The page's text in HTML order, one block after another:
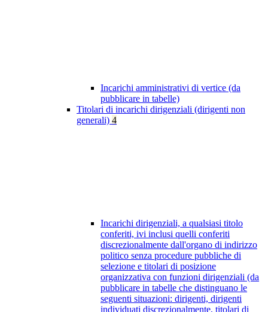
Incarichi amministrativi di vertice (da
pubblicare in tabelle)
Titolari di incarichi dirigenziali (dirigenti non
generali) 4
Incarichi dirigenziali, a qualsiasi titolo
conferiti, ivi inclusi quelli conferiti
discrezionalmente dall'organo di indirizzo
politico senza procedure pubbliche di
selezione e titolari di posizione
organizzativa con funzioni dirigenziali (da
pubblicare in tabelle che distinguano le
seguenti situazioni: dirigenti, dirigenti
individuati discrezionalmente, titolari di